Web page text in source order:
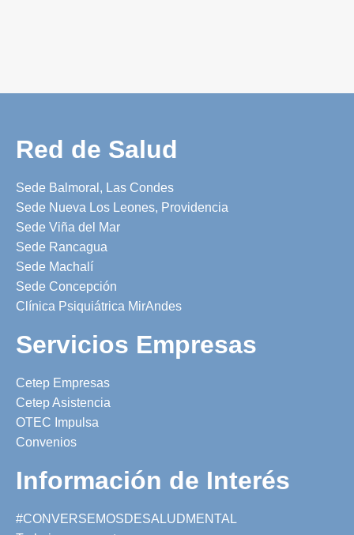
Red de Salud
Sede Balmoral, Las Condes
Sede Nueva Los Leones, Providencia
Sede Viña del Mar
Sede Rancagua
Sede Machalí
Sede Concepción
Clínica Psiquiátrica MirAndes
Servicios Empresas
Cetep Empresas
Cetep Asistencia
OTEC Impulsa
Convenios
Información de Interés
#CONVERSEMOSDESALUDMENTAL